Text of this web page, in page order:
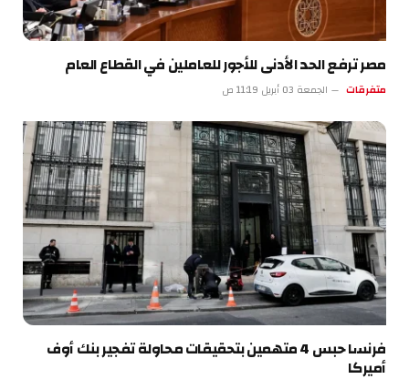
مصر ترفع الحد الأدنى للأجور للعاملين في القطاع العام
متفرقات الجمعة 03 أبريل 11:19 ص
فرنسا حبس 4 متهمين بتحقيقات محاولة تفجير بنك أوف
أميركا